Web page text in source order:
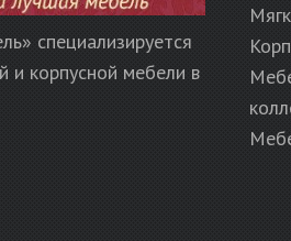
специализируется
и корпусной мебели в